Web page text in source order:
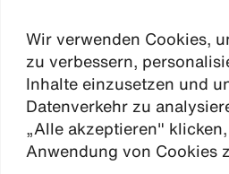
Wir verwenden Cookies,
zu verbessern,
Inhalte einzusetzen und
Datenverkehr zu
„Alle akzeptieren"
Anwendung von Cookies
aktuelles
kontakt